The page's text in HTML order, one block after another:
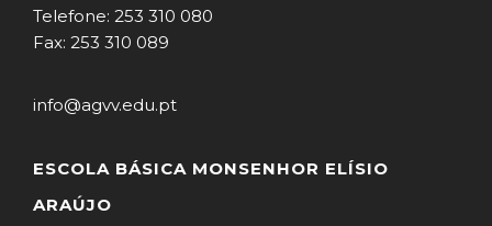
Telefone: 253 310 080
Fax: 253 310 089
info@agvv.edu.pt
ESCOLA BÁSICA MONSENHOR ELÍSIO
ARAÚJO